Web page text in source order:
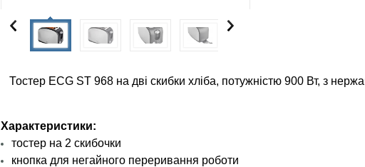
Тостер ECG ST 968 на дві скибки хліба, потужністю 900 Вт, з
Характеристики:
тостер на 2 скибочки
кнопка для негайного переривання роботи